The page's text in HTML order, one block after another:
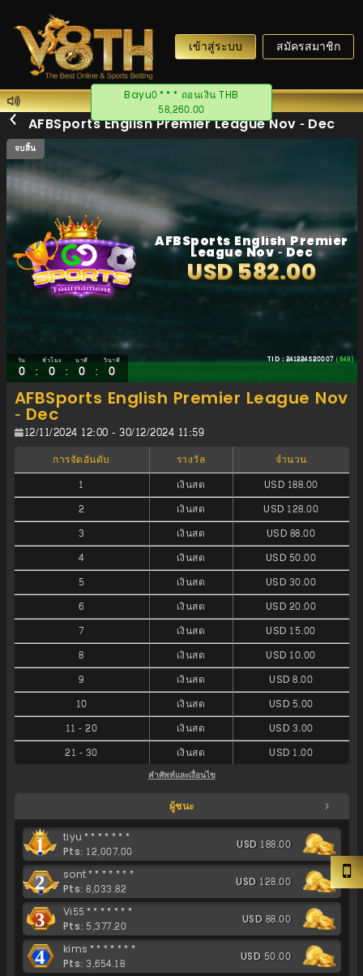
เข้าสู่ระบบ สมัครสมาชิก
Bayu0*** ถอนเงิน THB
58,260.00
AFBSports English Premier League Nov - Dec
จบสิ้น
วัน
0 :
ชั่วโมง
0 :
นาที
0 :
วินาที
0
TID : 241224S20007(649)
AFBSports English Premier
League Nov - Dec
USD 582.00
AFBSports English Premier League Nov
- Dec
12/11/2024 12:00 - 30/12/2024 11:59
การจัดอันดับ รางวัล จำนวน
1 เงินสด
USD 188.00
2
เงินสด
USD 128.00
3
เงินสด
USD 88.00
4
เงินสด
USD 50.00
5
เงินสด
USD 30.00
6
เงินสด
USD 20.00
7
เงินสด
USD 15.00
8
เงินสด
USD 10.00
9
เงินสด
USD 8.00
10
เงินสด
USD 5.00
11-20 เงินสด
USD 3.00
21 -30 เงินสด USD 1.00
คำศัพท์และเงื่อนไข
ผู้ชนะ
1
tiyu*******
Pts: 12,007.00
USD 188.00
2
sont*******
Pts: 8,033.82
USD 128.00
3
Vi55*******
Pts: 5,377.20
USD 88.00
4
kims*******
Pts: 3,654.18
USD 50.00